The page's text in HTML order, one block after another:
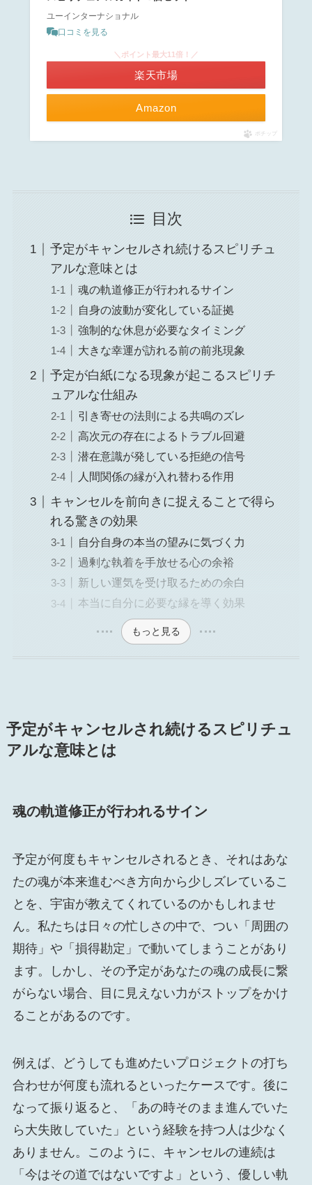
ユーインターナショナル
口コミを見る
Amazon
＼ポイント最大11倍！／
楽天市場
ポチップ
目次
予定がキャンセルされ続けるスピリチュ
アルな意味とは
魂の軌道修正が行われるサイン
自身の波動が変化している証拠
強制的な休息が必要なタイミング
大きな幸運が訪れる前の前兆現象
予定が白紙になる現象が起こるスピリチ
ュアルな仕組み
引き寄せの法則による共鳴のズレ
高次元の存在によるトラブル回避
潜在意識が発している拒絶の信号
人間関係の縁が入れ替わる作用
キャンセルを前向きに捉えることで得ら
れる驚きの効果
自分自身の本当の望みに気づく力
過剰な執着を手放せる心の余裕
新しい運気を受け取るための余白
本当に自分に必要な縁を導く効果
もっと見る
予定がキャンセルされ続けるスピリチュ
アルな意味とは
魂の軌道修正が行われるサイン
予定が何度もキャンセルされるとき、それはあな
たの魂が本来進むべき方向から少しズレているこ
とを、宇宙が教えてくれているのかもしれませ
ん。私たちは日々の忙しさの中で、つい「周囲の
期待」や「損得勘定」で動いてしまうことがあり
ます。しかし、その予定があなたの魂の成長に繋
がらない場合、目に見えない力がストップをかけ
ることがあるのです。
例えば、どうしても進めたいプロジェクトの打ち
合わせが何度も流れるといったケースです。後に
なって振り返ると、「あの時そのまま進んでいた
ら大失敗していた」という経験を持つ人は少なく
ありません。このように、キャンセルの連続は
「今はその道ではないですよ」という、優しい軌